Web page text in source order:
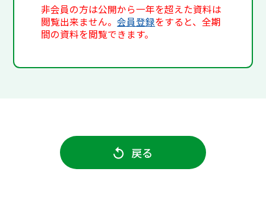
非会員の方は公開から一年を超えた資料は
閲覧出来ません。会員登録をすると、全期
間の資料を閲覧できます。
戻る